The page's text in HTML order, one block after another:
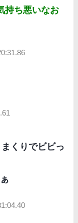
持ち悪いなお
くりでビビっ